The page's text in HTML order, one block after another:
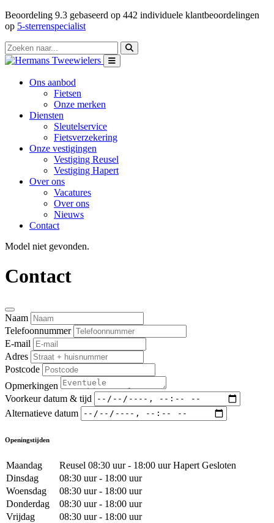
Beoordeling 9.3 gebaseerd op 442 individuele klantbeoordelingen
op 5-sterrenspecialist
Ons aanbod
Fietsen
Onze merken
Diensten
Sleutelservice
Fietsverzekering
Onze vestigingen
Vestiging Reusel
Vestiging Hapert
Over ons
Vacatures
Over ons
Nieuws
Contact
Model niet gevonden.
Contact
Naam
Telefoonnummer
E-mail
Adres
Postcode
Opmerkingen
Voorkeur datum & tijd
Alternatieve datum
Openingstijden
Maandag
Reusel 08:30 uur - 18:00 uur Hapert Gesloten
Dinsdag
08:30 uur - 18:00 uur
Woensdag
08:30 uur - 18:00 uur
Donderdag
08:30 uur - 18:00 uur
Vrijdag
08:30 uur - 18:00 uur